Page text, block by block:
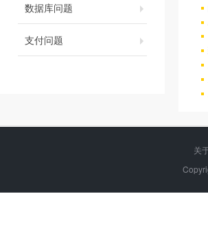
数据库问题
支付问题
关